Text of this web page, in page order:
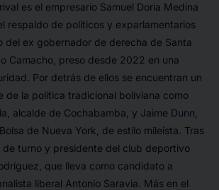
es el empresario Samuel Doria Medina
respaldo de políticos y exparlamentarios
del ex gobernador de derecha de Santa
Camacho, preso desde 2022 en una
Por detrás de ellos se encuentran un
de la política tradicional boliviana como
alcalde de Cochabamba, y Jaime Dunn,
de Nueva York, de estilo mileista. Tras
de turno y presidente del club deportivo
que lleva como candidato a
liberal Antonio Saravia. Más en el